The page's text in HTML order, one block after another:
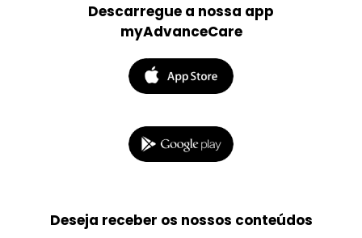
Descarregue a nossa app
myAdvanceCare
Deseja receber os nossos conteúdos